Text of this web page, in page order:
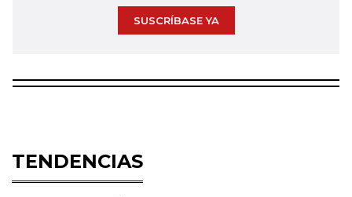
SUSCRÍBASE YA
TENDENCIAS